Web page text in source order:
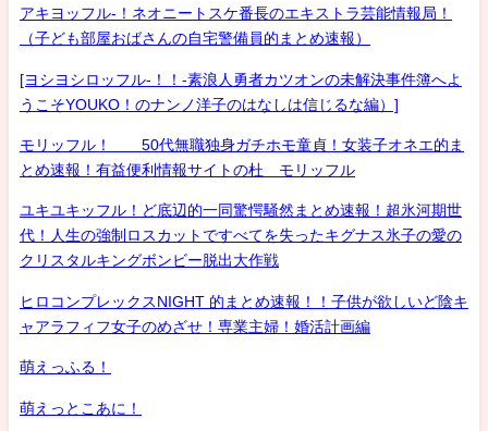
アキヨッフル-！ネオニートスケ番長のエキストラ芸能情報局！
（子ども部屋おばさんの自宅警備員的まとめ速報）
[ヨシヨシロッフル-！！-素浪人勇者カツオンの未解決事件簿へよ
うこそYOUKO！のナンノ洋子のはなしは信じるな編）]
モリッフル！ 50代無職独身ガチホモ童貞！女装子オネエ的ま
とめ速報！有益便利情報サイトの杜 モリッフル
ユキユキッフル！ど底辺的一同驚愕騒然まとめ速報！超氷河期世
代！人生の強制ロスカットですべてを失ったキグナス氷子の愛の
クリスタルキングボンビー脱出大作戦
ヒロコンプレックスNIGHT 的まとめ速報！！子供が欲しいど陰キ
ャアラフィフ女子のめざせ！専業主婦！婚活計画編
萌えっふる！
萌えっとこあに！